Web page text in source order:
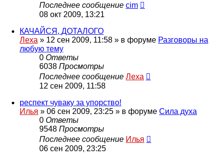
Последнее сообщение cim
08 окт 2009, 13:21
КАЧАЙСЯ, ДОТАЛОГО
Леха » 12 сен 2009, 11:58 » в форуме Разговоры на
любую тему
0 Ответы
6038 Просмотры
Последнее сообщение Леха
12 сен 2009, 11:58
респект чуваку за упорство!
Илья » 06 сен 2009, 23:25 » в форуме Сила духа
0 Ответы
9548 Просмотры
Последнее сообщение Илья
06 сен 2009, 23:25